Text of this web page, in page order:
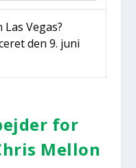
Las Vegas?
den 9. juni
for
Mel­lon